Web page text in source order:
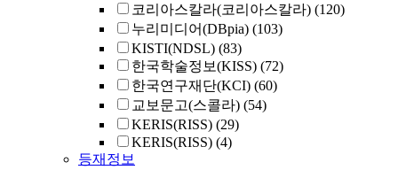
코리아스칼라(코리아스칼라) (120)
누리미디어(DBpia) (103)
KISTI(NDSL) (83)
한국학술정보(KISS) (72)
한국연구재단(KCI) (60)
교보문고(스콜라) (54)
KERIS(RISS) (29)
KERIS(RISS) (4)
등재정보